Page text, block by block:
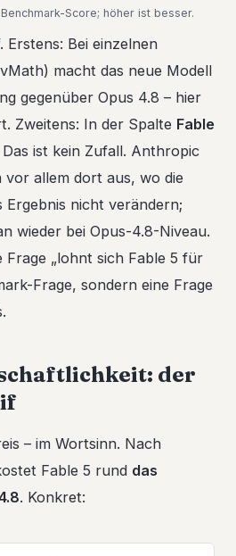
Score; höher ist besser.
Erstens: Bei einzelnen
macht das neue Modell
gegenüber Opus 4.8 – hier
Zweitens: In der Spalte Fable
ist kein Zufall. Anthropic
vor allem dort aus, wo die
Ergebnis nicht verändern;
wieder bei Opus-4.8-Niveau.
Frage „lohnt sich Fable 5 für
Frage, sondern eine Frage
der
– im Wortsinn. Nach
Fable 5 rund das
. Konkret: